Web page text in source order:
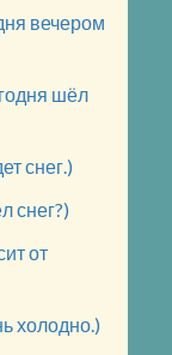
вечером
шёл
снег.)
снег?)
от
холодно.)